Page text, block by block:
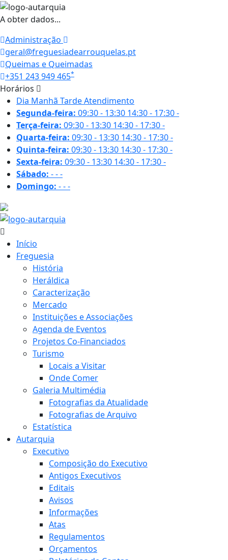
A obter dados...
Administração
geral@freguesiadearrouquelas.pt
Queimas e Queimadas
+351 243 949 465*
Horários
Dia Manhã TardeAtendimento
Segunda-feira: 09:30 - 13:30 14:30 - 17:30-
Terça-feira: 09:30 - 13:30 14:30 - 17:30-
Quarta-feira: 09:30 - 13:30 14:30 - 17:30-
Quinta-feira: 09:30 - 13:30 14:30 - 17:30-
Sexta-feira: 09:30 - 13:30 14:30 - 17:30-
Sábado: ---
Domingo: ---
Início
Freguesia
História
Heráldica
Caracterização
Mercado
Instituições e Associações
Agenda de Eventos
Projetos Co-Financiados
Turismo
Locais a Visitar
Onde Comer
Galeria Multimédia
Fotografias da Atualidade
Fotografias de Arquivo
Estatística
Autarquia
Executivo
Composição do Executivo
Antigos Executivos
Editais
Avisos
Informações
Atas
Regulamentos
Orçamentos